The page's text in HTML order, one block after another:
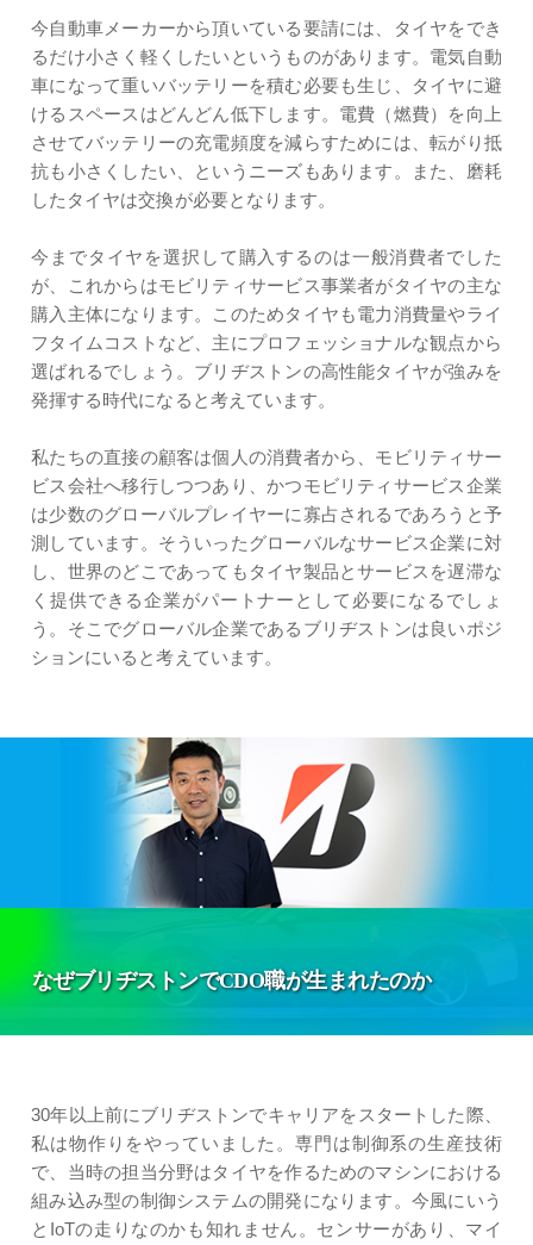
今自動車メーカーから頂いている要請には、タイヤをでき
るだけ小さく軽くしたいというものがあります。電気自動
車になって重いバッテリーを積む必要も生じ、タイヤに避
けるスペースはどんどん低下します。電費（燃費）を向上
させてバッテリーの充電頻度を減らすためには、転がり抵
抗も小さくしたい、というニーズもあります。また、磨耗
したタイヤは交換が必要となります。
今までタイヤを選択して購入するのは一般消費者でした
が、これからはモビリティサービス事業者がタイヤの主な
購入主体になります。このためタイヤも電力消費量やライ
フタイムコストなど、主にプロフェッショナルな観点から
選ばれるでしょう。ブリヂストンの高性能タイヤが強みを
発揮する時代になると考えています。
私たちの直接の顧客は個人の消費者から、モビリティサー
ビス会社へ移行しつつあり、かつモビリティサービス企業
は少数のグローバルプレイヤーに寡占されるであろうと予
測しています。そういったグローバルなサービス企業に対
し、世界のどこであってもタイヤ製品とサービスを遅滞な
く提供できる企業がパートナーとして必要になるでしょ
う。そこでグローバル企業であるブリヂストンは良いポジ
ションにいると考えています。
なぜブリヂストンでCDO職が生まれたのか
30年以上前にブリヂストンでキャリアをスタートした際、
私は物作りをやっていました。専門は制御系の生産技術
で、当時の担当分野はタイヤを作るためのマシンにおける
組み込み型の制御システムの開発になります。今風にいう
とIoTの走りなのかも知れません。センサーがあり、マイ